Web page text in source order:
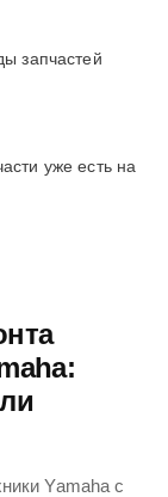
запчастей
уже есть на
Yamaha с